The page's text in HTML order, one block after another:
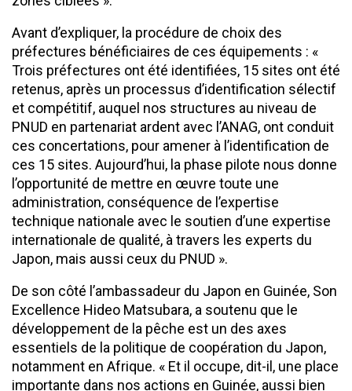
Avant d’expliquer, la procédure de choix des
préfectures bénéficiaires de ces équipements : «
Trois préfectures ont été identifiées, 15 sites ont été
retenus, après un processus d’identification sélectif
et compétitif, auquel nos structures au niveau de
PNUD en partenariat ardent avec l’ANAG, ont conduit
ces concertations, pour amener à l’identification de
ces 15 sites. Aujourd’hui, la phase pilote nous donne
l’opportunité de mettre en œuvre toute une
administration, conséquence de l’expertise
technique nationale avec le soutien d’une expertise
internationale de qualité, à travers les experts du
Japon, mais aussi ceux du PNUD ».
De son côté l’ambassadeur du Japon en Guinée, Son
Excellence Hideo Matsubara, a soutenu que le
développement de la pêche est un des axes
essentiels de la politique de coopération du Japon,
notamment en Afrique. « Et il occupe, dit-il, une place
importante dans nos actions en Guinée, aussi bien